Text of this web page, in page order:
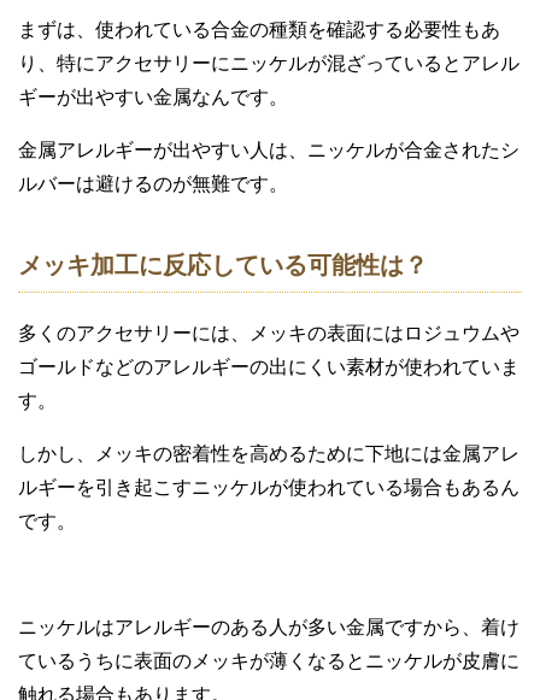
まずは、使われている合金の種類を確認する必要性もあ
り、特にアクセサリーにニッケルが混ざっているとアレル
ギーが出やすい金属なんです。
金属アレルギーが出やすい人は、ニッケルが合金されたシ
ルバーは避けるのが無難です。
メッキ加工に反応している可能性は？
多くのアクセサリーには、メッキの表面にはロジュウムや
ゴールドなどのアレルギーの出にくい素材が使われていま
す。
しかし、メッキの密着性を高めるために下地には金属アレ
ルギーを引き起こすニッケルが使われている場合もあるん
です。
ニッケルはアレルギーのある人が多い金属ですから、着け
ているうちに表面のメッキが薄くなるとニッケルが皮膚に
触れる場合もあります。